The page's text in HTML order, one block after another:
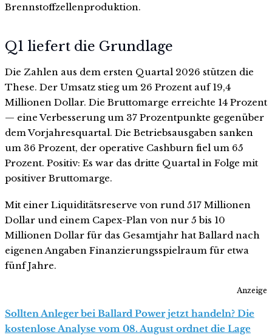
Brennstoffzellenproduktion.
Q1 liefert die Grundlage
Die Zahlen aus dem ersten Quartal 2026 stützen die
These. Der Umsatz stieg um 26 Prozent auf 19,4
Millionen Dollar. Die Bruttomarge erreichte 14 Prozent
— eine Verbesserung um 37 Prozentpunkte gegenüber
dem Vorjahresquartal. Die Betriebsausgaben sanken
um 36 Prozent, der operative Cashburn fiel um 65
Prozent. Positiv: Es war das dritte Quartal in Folge mit
positiver Bruttomarge.
Mit einer Liquiditätsreserve von rund 517 Millionen
Dollar und einem Capex-Plan von nur 5 bis 10
Millionen Dollar für das Gesamtjahr hat Ballard nach
eigenen Angaben Finanzierungsspielraum für etwa
fünf Jahre.
Anzeige
Sollten Anleger bei Ballard Power jetzt handeln? Die
kostenlose Analyse vom 08. August ordnet die Lage